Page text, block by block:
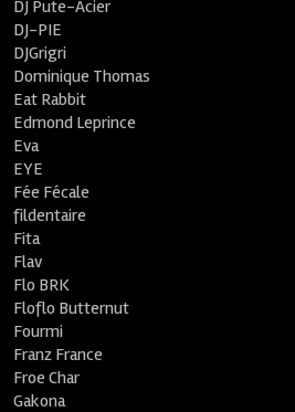
DJ Pute-Acier
DJ-PIE
DJGrigri
Dominique Thomas
Eat Rabbit
Edmond Leprince
Eva
EYE
Fée Fécale
fildentaire
Fita
Flav
Flo BRK
Floflo Butternut
Fourmi
Franz France
Froe Char
Gakona